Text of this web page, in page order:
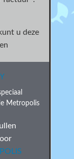
u deze
Metropolis